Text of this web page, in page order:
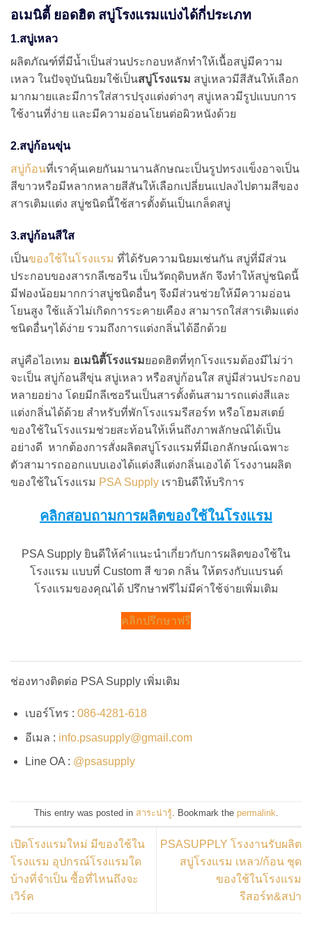
อเมนิตี้ ยอดฮิต สบู่โรงแรมแบ่งได้กี่ประเภท
1.สบู่เหลว
ผลิตภัณฑ์ที่มีน้ำเป็นส่วนประกอบหลักทำให้เนื้อสบู่มีความ
เหลว ในปัจจุบันนิยมใช้เป็นสบู่โรงแรม สบู่เหลวมีสีสันให้เลือก
มากมายและมีการใส่สารปรุงแต่งต่างๆ สบู่เหลวมีรูปแบบการ
ใช้งานที่ง่าย และมีความอ่อนโยนต่อผิวหนังด้วย
2.สบู่ก้อนขุ่น
สบู่ก้อนที่เราคุ้นเคยกันมานานลักษณะเป็นรูปทรงแข็งอาจเป็น
สีขาวหรือมีหลากหลายสีสันให้เลือกเปลี่ยนแปลงไปตามสีของ
สารเติมแต่ง สบู่ชนิดนี้ใช้สารตั้งต้นเป็นเกล็ดสบู่
3.สบู่ก้อนสีใส
เป็นของใช้ในโรงแรม ที่ได้รับความนิยมเช่นกัน สบู่ที่มีส่วน
ประกอบของสารกลีเซอรีน เป็นวัตถุดิบหลัก จึงทำให้สบู่ชนิดนี้
มีฟองน้อยมากกว่าสบู่ชนิดอื่นๆ จึงมีส่วนช่วยให้มีความอ่อน
โยนสูง ใช้แล้วไม่เกิดการระคายเคือง สามารถใส่สารเติมแต่ง
ชนิดอื่นๆได้ง่าย รวมถึงการแต่งกลิ่นได้อีกด้วย
สบู่คือไอเทม อเมนิตี้โรงแรมยอดฮิตที่ทุกโรงแรมต้องมีไม่ว่า
จะเป็น สบู่ก้อนสีขุ่น สบู่เหลว หรือสบู่ก้อนใส สบู่มีส่วนประกอบ
หลายอย่าง โดยมีกลีเซอรีนเป็นสารตั้งต้นสามารถแต่งสีและ
แต่งกลิ่นได้ด้วย สำหรับที่พักโรงแรมรีสอร์ท หรือโฮมสเตย์
ของใช้ในโรงแรมช่วยสะท้อนให้เห็นถึงภาพลักษณ์ได้เป็น
อย่างดี หากต้องการสั่งผลิตสบู่โรงแรมที่มีเอกลักษณ์เฉพาะ
ตัวสามารถออกแบบเองได้แต่งสีแต่งกลิ่นเองได้ โรงงานผลิต
ของใช้ในโรงแรม PSA Supply เรายินดีให้บริการ
คลิกสอบถามการผลิตของใช้ในโรงแรม
PSA Supply ยินดีให้คำแนะนำเกี่ยวกับการผลิตของใช้ใน
โรงแรม แบบที่ Custom สี ขวด กลิ่น ให้ตรงกับแบรนด์
โรงแรมของคุณได้ ปรึกษาฟรีไม่มีค่าใช้จ่ายเพิ่มเติม
คลิกปรึกษาฟรี
ช่องทางติดต่อ PSA Supply เพิ่มเติม
เบอร์โทร : 086-4281-618
อีเมล : info.psasupply@gmail.com
Line OA : @psasupply
This entry was posted in สาระน่ารู้. Bookmark the permalink.
เปิดโรงแรมใหม่ มีของใช้ใน
โรงแรม อุปกรณ์โรงแรมใด
บ้างที่จำเป็น ซื้อที่ไหนถึงจะ
เวิร์ค
PSASUPPLY โรงงานรับผลิต
สบู่โรงแรม เหลว/ก้อน ชุด
ของใช้ในโรงแรม
รีสอร์ท&สปา